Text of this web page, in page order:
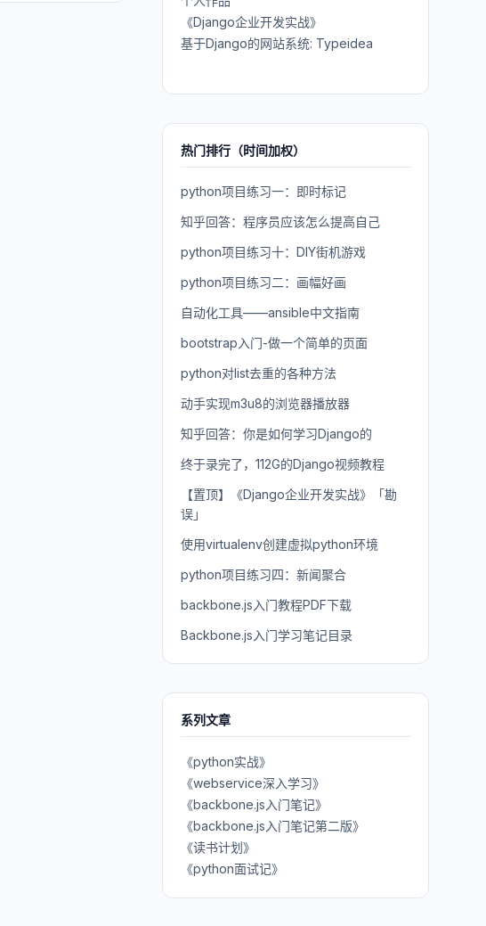
《Django企业开发实战》
基于Django的网站系统: Typeidea
热门排行（时间加权）
python项目练习一：即时标记
知乎回答：程序员应该怎么提高自己
python项目练习十：DIY街机游戏
python项目练习二：画幅好画
自动化工具——ansible中文指南
bootstrap入门-做一个简单的页面
python对list去重的各种方法
动手实现m3u8的浏览器播放器
知乎回答：你是如何学习Django的
终于录完了，112G的Django视频教程
【置顶】《Django企业开发实战》「勘
误」
使用virtualenv创建虚拟python环境
python项目练习四：新闻聚合
backbone.js入门教程PDF下载
Backbone.js入门学习笔记目录
系列文章
《python实战》
《webservice深入学习》
《backbone.js入门笔记》
《backbone.js入门笔记第二版》
《读书计划》
《python面试记》